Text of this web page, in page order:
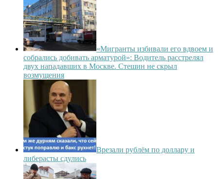
«Мигранты избивали его вдвоем и
собрались добивать арматурой»: Водитель расстрелял
двух нападавших в Москве. Стешин не скрыл
возмущения
Врезали рублём по доллару и
либерасты сдулись